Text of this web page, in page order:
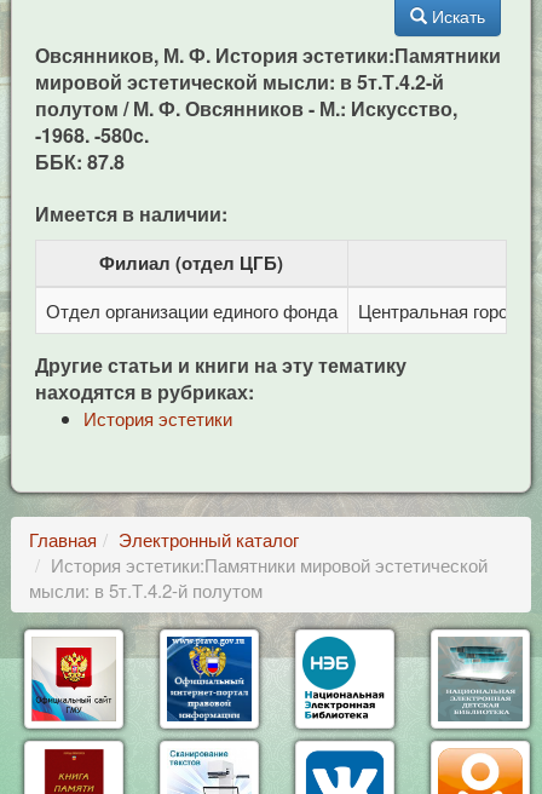
Искать
Овсянников, М. Ф. История эстетики:Памятники
мировой эстетической мысли: в 5т.Т.4.2-й
полутом / М. Ф. Овсянников - М.: Искусство,
-1968. -580c.
ББК: 87.8
Имеется в наличии:
Филиал (отдел ЦГБ)
Отдел организации единого фонда Центральная
Другие статьи и книги на эту тематику
находятся в рубриках:
История эстетики
Главная
Электронный каталог
История эстетики:Памятники мировой эстетической
мысли: в 5т.Т.4.2-й полутом